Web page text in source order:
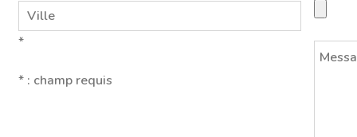
*
* : champ requis